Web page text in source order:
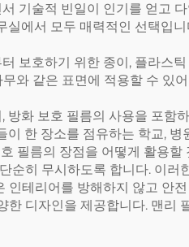
기술적 빈일이 인기를 얻고
실에서 모두 매력적인 선택입니
보호하기 위한 종이, 플라스
와 같은 표면에 적용할 수 있
방화 보호 필름의 사용을 포
이 한 장소를 점유하는 학교,
필름의 장점을 어떻게 활용
순히 무시하도록 합니다. 이
인테리어를 방해하지 않고 안
디자인을 제공합니다. 맨리